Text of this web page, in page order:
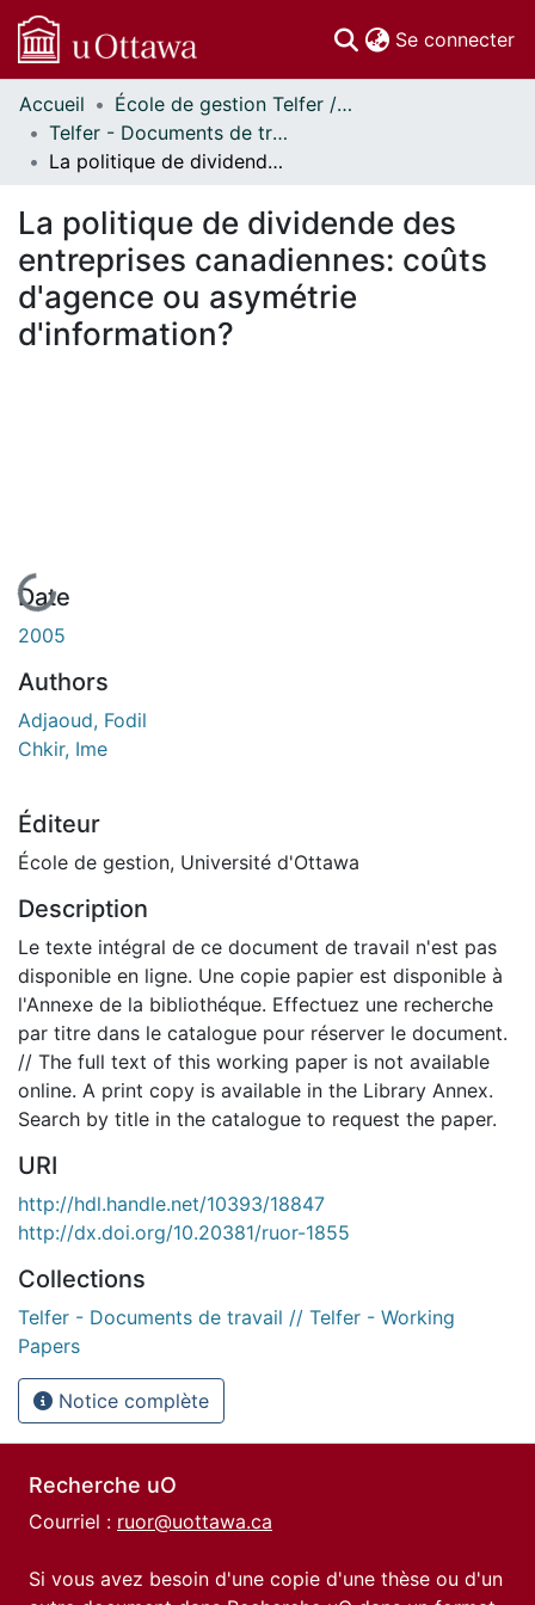
Se connecter
Communautés
et collections
Parcourir
À propos
Accueil
École de gestion Telfer // Telfer School of Management
Telfer - Documents de travail // Telfer - Working Papers
La politique de dividende des entreprises canadiennes: coûts d'agence ou asymétrie d'information?
La politique de dividende des
entreprises canadiennes: coûts
d'agence ou asymétrie
d'information?
En cours de chargement...
Date
2005
Authors
Adjaoud, Fodil
Chkir, Ime
Éditeur
École de gestion, Université d'Ottawa
Description
Le texte intégral de ce document de travail n'est pas
disponible en ligne. Une copie papier est disponible à
l'Annexe de la bibliothéque. Effectuez une recherche
par titre dans le catalogue pour réserver le document.
// The full text of this working paper is not available
online. A print copy is available in the Library Annex.
Search by title in the catalogue to request the paper.
URI
http://hdl.handle.net/10393/18847
http://dx.doi.org/10.20381/ruor-1855
Collections
Telfer - Documents de travail // Telfer - Working
Papers
Notice complète
Recherche uO
Courriel : ruor@uottawa.ca
Si vous avez besoin d'une copie d'une thèse ou d'un